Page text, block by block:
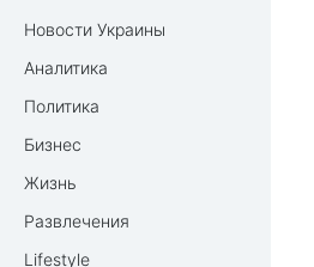
Новости Украины
Аналитика
Политика
Бизнес
Жизнь
Развлечения
Lifestyle